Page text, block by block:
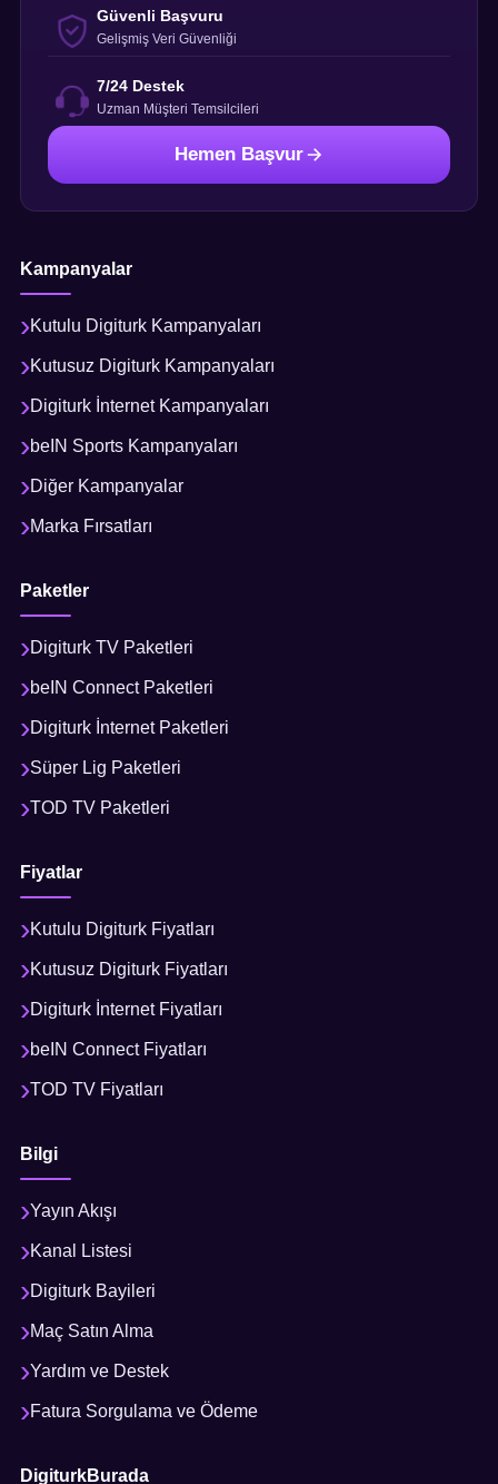
Güvenli Başvuru
Gelişmiş Veri Güvenliği
7/24 Destek
Uzman Müşteri Temsilcileri
Hemen Başvur
Kampanyalar
Kutulu Digiturk Kampanyaları
Kutusuz Digiturk Kampanyaları
Digiturk İnternet Kampanyaları
beIN Sports Kampanyaları
Diğer Kampanyalar
Marka Fırsatları
Paketler
Digiturk TV Paketleri
beIN Connect Paketleri
Digiturk İnternet Paketleri
Süper Lig Paketleri
TOD TV Paketleri
Fiyatlar
Kutulu Digiturk Fiyatları
Kutusuz Digiturk Fiyatları
Digiturk İnternet Fiyatları
beIN Connect Fiyatları
TOD TV Fiyatları
Bilgi
Yayın Akışı
Kanal Listesi
Digiturk Bayileri
Maç Satın Alma
Yardım ve Destek
Fatura Sorgulama ve Ödeme
DigiturkBurada